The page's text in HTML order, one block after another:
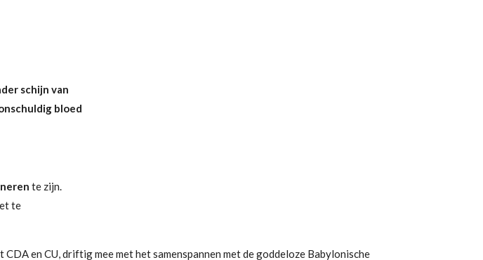
schijn van
bloed
te zijn.
te
CDA en CU, driftig mee met het samenspannen met de goddeloze Babylonische